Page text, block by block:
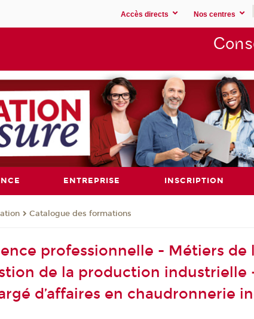
Accès directs Nos centres
ENTREPRISE INSCRIPTION
Catalogue des formations
professionnelle - Métiers de
de la production industrielle
d’affaires en chaudronnerie